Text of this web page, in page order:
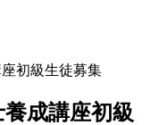
初級生徒募集
成講座初級